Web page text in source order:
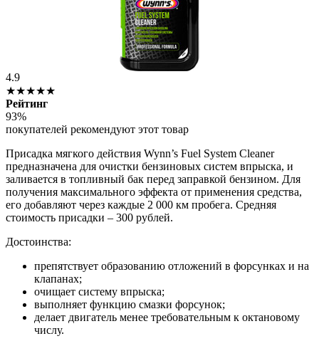
4.9
★★★★★
Рейтинг
93%
покупателей рекомендуют этот товар
Присадка мягкого действия Wynn’s Fuel System Cleaner
предназначена для очистки бензиновых систем впрыска, и
заливается в топливный бак перед заправкой бензином. Для
получения максимального эффекта от применения средства,
его добавляют через каждые 2 000 км пробега. Средняя
стоимость присадки – 300 рублей.
Достоинства:
препятствует образованию отложений в форсунках и на
клапанах;
очищает систему впрыска;
выполняет функцию смазки форсунок;
делает двигатель менее требовательным к октановому
числу.